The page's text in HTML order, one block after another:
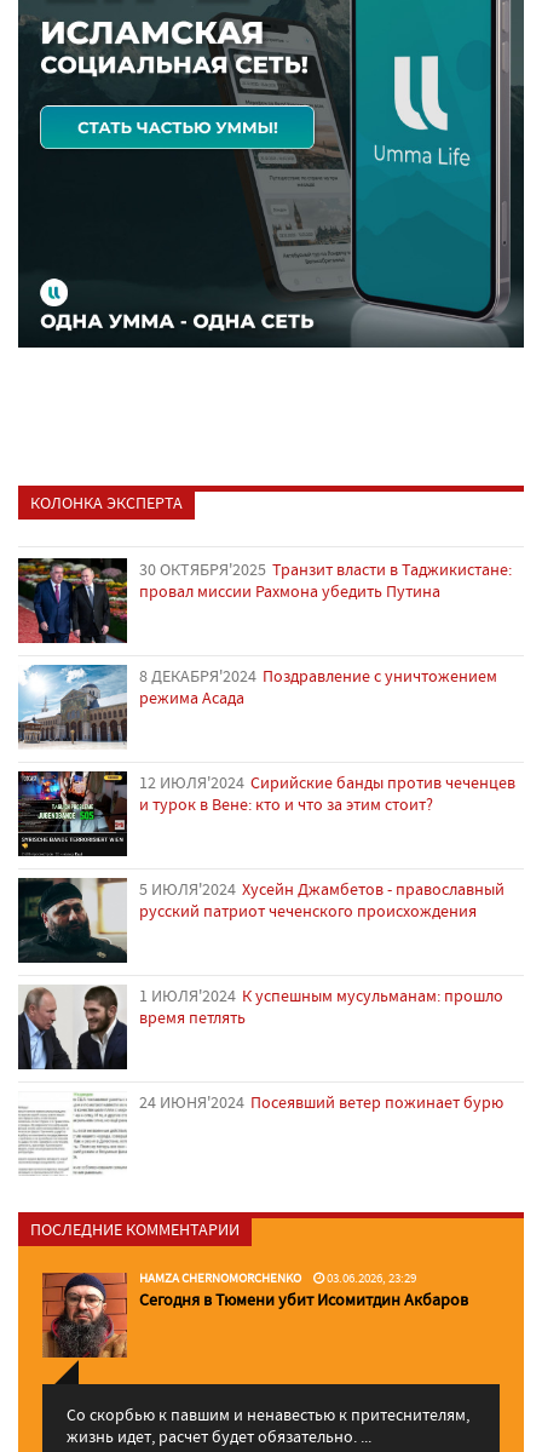
КОЛОНКА ЭКСПЕРТА
30 ОКТЯБРЯ'2025 Транзит власти в Таджикистане:
провал миссии Рахмона убедить Путина
8 ДЕКАБРЯ'2024 Поздравление с уничтожением
режима Асада
12 ИЮЛЯ'2024 Сирийские банды против чеченцев
и турок в Вене: кто и что за этим стоит?
5 ИЮЛЯ'2024 Хусейн Джамбетов - православный
русский патриот чеченского происхождения
1 ИЮЛЯ'2024 К успешным мусульманам: прошло
время петлять
24 ИЮНЯ'2024 Посеявший ветер пожинает бурю
ПОСЛЕДНИЕ КОММЕНТАРИИ
HAMZA CHERNOMORCHENKO 03.06.2026, 23:29
Сегодня в Тюмени убит Исомитдин Акбаров
Со скорбью к павшим и ненавестью к притеснителям,
жизнь идет, расчет будет обязательно. ...